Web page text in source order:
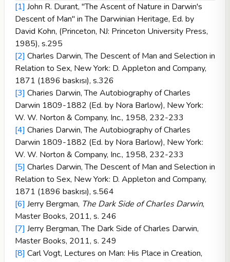
[1] John R. Durant, "The Ascent of Nature in Darwin's
Descent of Man" in The Darwinian Heritage, Ed. by
David Kohn, (Princeton, NJ: Princeton University Press,
1985), s.295
[2] Charles Darwin, The Descent of Man and Selection in
Relation to Sex, New York: D. Appleton and Company,
1871 (1896 baskısı), s.326
[3] Charies Darwin, The Autobiography of Charles
Darwin 1809-1882 (Ed. by Nora Barlow), New York:
W. W. Norton & Company, Inc., 1958, 232-233
[4] Charies Darwin, The Autobiography of Charles
Darwin 1809-1882 (Ed. by Nora Barlow), New York:
W. W. Norton & Company, Inc., 1958, 232-233
[5] Charles Darwin, The Descent of Man and Selection in
Relation to Sex, New York: D. Appleton and Company,
1871 (1896 baskısı), s.564
[6] Jerry Bergman, The Dark Side of Charles Darwin,
Master Books, 2011, s. 246
[7] Jerry Bergman, The Dark Side of Charles Darwin,
Master Books, 2011, s. 249
[8] Carl Vogt, Lectures on Man: His Place in Creation,